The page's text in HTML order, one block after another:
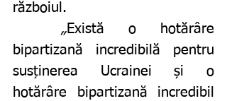
războiul.
„Există o hotărâre
bipartizană incredibilă pentru
susținerea Ucrainei și o
hotărâre bipartizană incredibil